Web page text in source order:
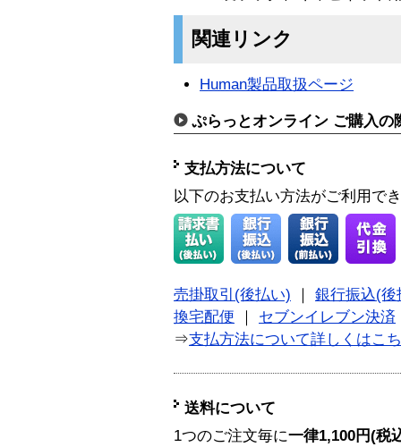
関連リンク
Human製品取扱ページ
ぷらっとオンライン ご購入の
支払方法について
以下のお支払い方法がご利用で
売掛取引(後払い)
銀行振込(後
換宅配便
セブンイレブン決済
⇒支払方法について詳しくはこ
送料について
1つのご注文毎に一律1,100円(税